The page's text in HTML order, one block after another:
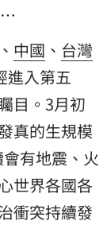
…
、 中國 、 台灣
進入第五
目。3月初
真的生規模
有地震、火
世界各國各
衝突持續發